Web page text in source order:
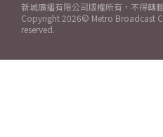
新城廣播有限公司版權所有，不得轉
Copyright 2026© Metro Broadcast
reserved.